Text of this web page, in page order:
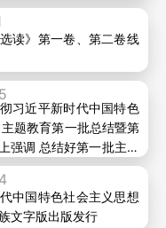
验 把第二批主题
精心组织好
选读》第一卷、第二卷线
习近平新时代中国特色
题教育第一批总结暨第
第一批主题
验 把第二批主题
精心组织好
代中国特色社会主义思想
文字版出版发行